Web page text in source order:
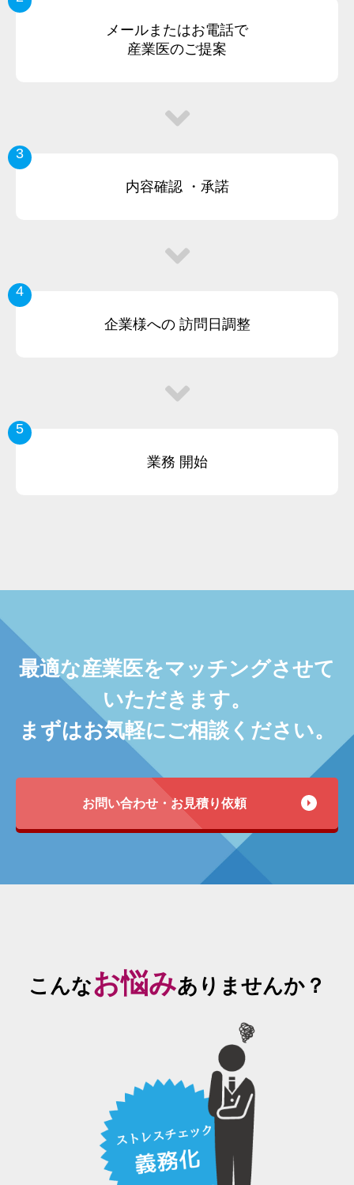
メールまたはお電話で
産業医のご提案
3
内容確認・承諾
4
企業様への訪問日調整
5
業務 開始
最適な産業医をマッチングさせて
いただきます。
まずはお気軽にご相談ください。
お問い合わせ・お見積り依頼
こんなお悩みありませんか？